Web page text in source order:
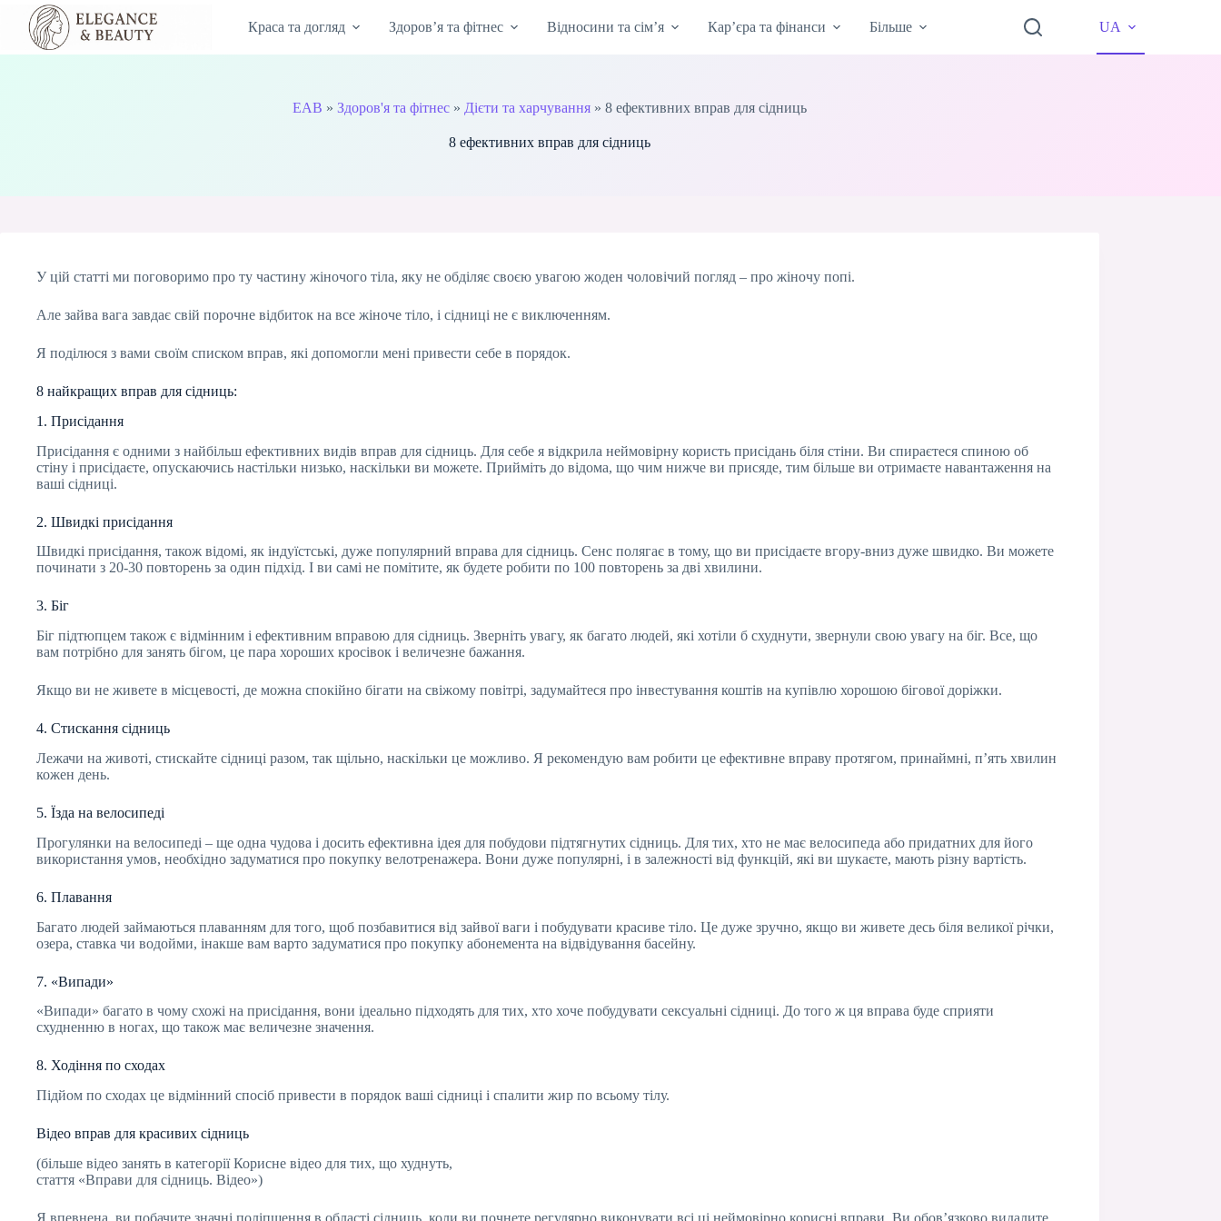
Перейти
вмісту
Краса та догляд Здоров’я та фітнес Відносини та сім’я Кар’єра та фінанси Більше UA
EAB » Здоров'я та фітнес» Дієти та харчування» 8 ефективних вправ для сідниць
8 ефективних вправ для сідниць
У цій статті ми поговоримо про ту частину жіночого тіла, яку не обділяє своєю увагою жоден чоловічий погляд – про жіночу попі.
Але зайва вага завдає свій порочне відбиток на все жіноче тіло, і сідниці не є виключенням.
Я поділюся з вами своїм списком вправ, які допомогли мені привести себе в порядок.
8 найкращих вправ для сідниць:
1. Присідання
Присідання є одними з найбільш ефективних видів вправ для сідниць. Для себе я відкрила неймовірну користь присідань біля стіни. Ви спираєтеся спиною об
стіну і присідаєте, опускаючись настільки низько, наскільки ви можете. Прийміть до відома, що чим нижче ви присяде, тим більше ви отримаєте навантаження на
ваші сідниці.
2. Швидкі присідання
Швидкі присідання, також відомі, як індуїстські, дуже популярний вправа для сідниць. Сенс полягає в тому, що ви присідаєте вгору-вниз дуже швидко. Ви можете
починати з 20-30 повторень за один підхід. І ви самі не помітите, як будете робити по 100 повторень за дві хвилини.
3. Біг
Біг підтюпцем також є відмінним і ефективним вправою для сідниць. Зверніть увагу, як багато людей, які хотіли б схуднути, звернули свою увагу на біг. Все, що
вам потрібно для занять бігом, це пара хороших кросівок і величезне бажання.
Якщо ви не живете в місцевості, де можна спокійно бігати на свіжому повітрі, задумайтеся про інвестування коштів на купівлю хорошою бігової доріжки.
4. Стискання сідниць
Лежачи на животі, стискайте сідниці разом, так щільно, наскільки це можливо. Я рекомендую вам робити це ефективне вправу протягом, принаймні, п’ять хвилин
кожен день.
5. Їзда на велосипеді
Прогулянки на велосипеді – ще одна чудова і досить ефективна ідея для побудови підтягнутих сідниць. Для тих, хто не має велосипеда або придатних для його
використання умов, необхідно задуматися про покупку велотренажера. Вони дуже популярні, і в залежності від функцій, які ви шукаєте, мають різну вартість.
6. Плавання
Багато людей займаються плаванням для того, щоб позбавитися від зайвої ваги і побудувати красиве тіло. Це дуже зручно, якщо ви живете десь біля великої річки,
озера, ставка чи водойми, інакше вам варто задуматися про покупку абонемента на відвідування басейну.
7. «Випади»
«Випади» багато в чому схожі на присідання, вони ідеально підходять для тих, хто хоче побудувати сексуальні сідниці. До того ж ця вправа буде сприяти
схудненню в ногах, що також має величезне значення.
8. Ходіння по сходах
Підйом по сходах це відмінний спосіб привести в порядок ваші сідниці і спалити жир по всьому тілу.
Відео вправ для красивих сідниць
(більше відео занять в категорії Корисне відео для тих, що худнуть,
стаття «Вправи для сідниць. Відео»)
Я впевнена, ви побачите значні поліпшення в області сідниць, коли ви почнете регулярно виконувати всі ці неймовірно корисні вправи. Ви обов’язково видалите